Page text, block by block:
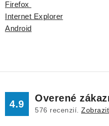
Firefox
Internet Explorer
Android
4.9
Overené
576 recenzií.